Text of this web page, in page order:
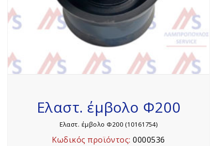
Ελαστ. έμβολο Φ200
Ελαστ. έμβολο Φ200 (10161754)
Κωδικός προϊόντος:0000536